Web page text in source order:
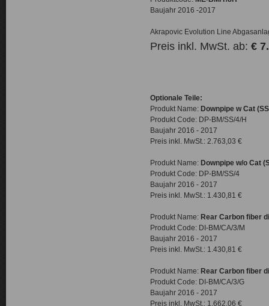
Baujahr 2016 -2017
Akrapovic Evolution Line
Preis inkl. MwSt. ab: €
Optionale Teile:
Produkt Name: Downpipe w Cat
Produkt Code: DP-BM/SS/4/H
Baujahr 2016 - 2017
Preis inkl. MwSt.: 2.763,03 €
Produkt Name: Downpipe w/o Cat
Produkt Code: DP-BM/SS/4
Baujahr 2016 - 2017
Preis inkl. MwSt.: 1.430,81 €
Produkt Name: Rear Carbon fiber
Produkt Code: DI-BM/CA/3/M
Baujahr 2016 - 2017
Preis inkl. MwSt.: 1.430,81 €
Produkt Name: Rear Carbon fiber
Produkt Code: DI-BM/CA/3/G
Baujahr 2016 - 2017
Preis inkl. MwSt.: 1.662,06 €